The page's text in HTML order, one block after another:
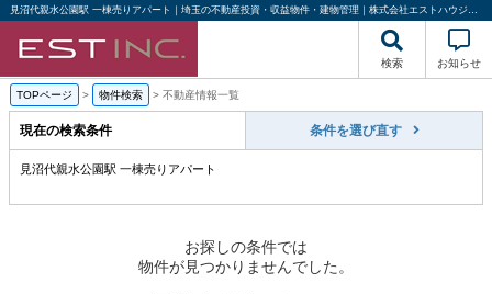
見沼代親水公園駅 一棟売りアパート｜埼玉の不動産投資・収益物件・建物管理｜株式会社エストハウジング
検索 お知らせ
TOPページ > 物件検索 > 不動産情報一覧
現在の検索条件 条件を選び直す
見沼代親水公園駅 一棟売りアパート
お探しの条件では
物件が見つかりませんでした。